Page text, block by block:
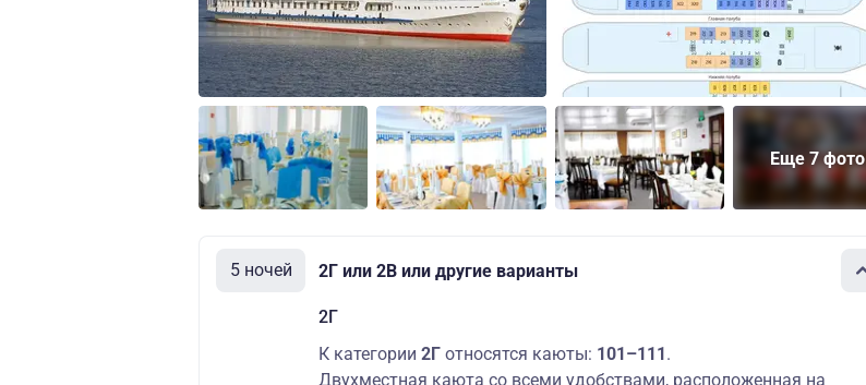
Еще 7 фото
5 ночей 2Г или 2В или другие варианты
2Г
К категории 2Г относятся каюты: 101–111.
Двухместная каюта со всеми удобствами, расположенная на